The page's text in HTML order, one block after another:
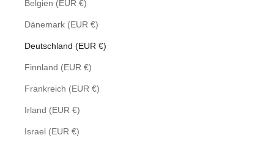
Belgien (EUR €)
Dänemark (EUR €)
Deutschland (EUR €)
Finnland (EUR €)
Frankreich (EUR €)
Irland (EUR €)
Israel (EUR €)